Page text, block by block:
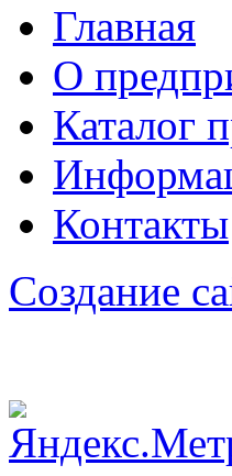
Главная
О
Каталог
Контакты
Создание